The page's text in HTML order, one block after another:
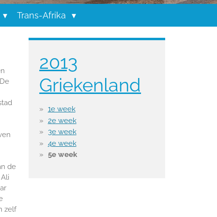
Trans-Afrika
de
zelf
2013
Griekenland
1e week
2e week
3e week
4e week
5e week